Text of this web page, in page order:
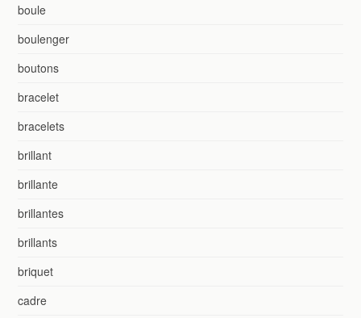
boule
boulenger
boutons
bracelet
bracelets
brillant
brillante
brillantes
brillants
briquet
cadre